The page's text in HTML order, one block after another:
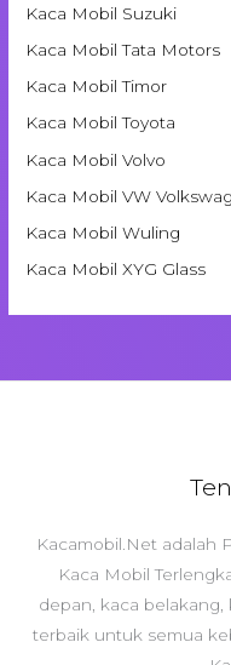
Kaca Mobil Suzuki
Kaca Mobil Tata Motors
Kaca Mobil Timor
Kaca Mobil Toyota
Kaca Mobil Volvo
Kaca Mobil VW
Kaca Mobil Wuling
Kaca Mobil XYG Glass
Kacamobil.Net adalah
Kaca Mobil
depan, kaca belakang,
terbaik untuk semua